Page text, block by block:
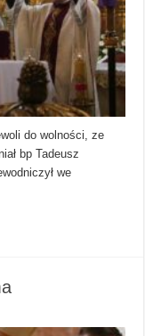
do wolności, ze
bp Tadeusz
we